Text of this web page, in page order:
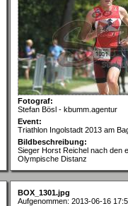
Fotograf:
Stefan Bösl - kbumm.agentur
Event:
Triathlon Ingolstadt 2013 am
Bildbeschreibung:
Sieger Horst Reichel nach den
Olympische Distanz
BOX_1301.jpg
Aufgenommen: 2013-06-16